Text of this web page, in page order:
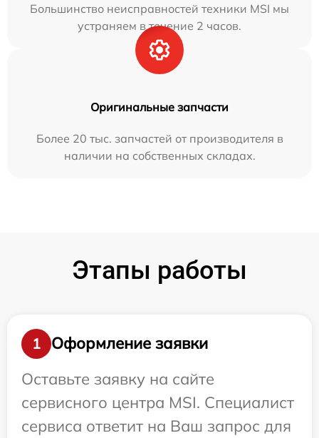
Большинство неисправностей техники MSI мы
устраняем в течение 2 часов.
Оригинальные запчасти
Более 20 тыс. запчастей от производителя в
наличии на собственных складах.
Этапы работы
1
Оформление заявки
Оставьте заявку на сайте
сервисного центра MSI. Специалист
сервиса ответит на Ваш запрос для